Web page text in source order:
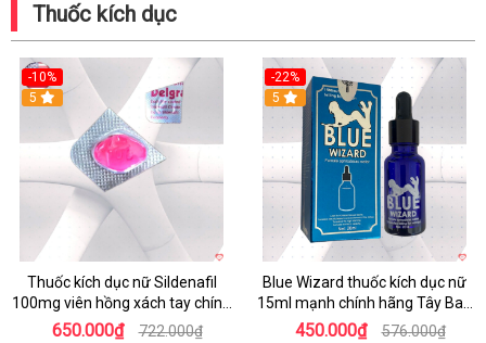
Thuốc kích dục
-10%
5
Thuốc kích dục nữ Sildenafil
100mg viên hồng xách tay chính
hãng
650.000₫ 722.000₫
-22%
Hot
5
Blue Wizard thuốc kích dục nữ
15ml mạnh chính hãng Tây Ban
Nha
450.000₫ 576.000₫